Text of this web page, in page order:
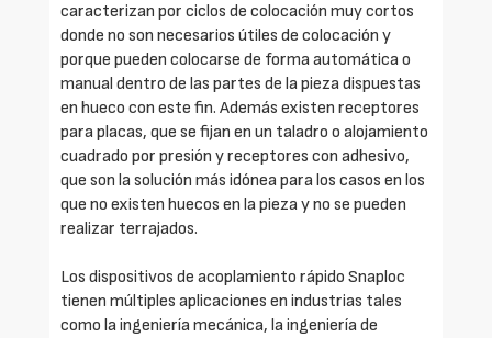
caracterizan por ciclos de colocación muy cortos
donde no son necesarios útiles de colocación y
porque pueden colocarse de forma automática o
manual dentro de las partes de la pieza dispuestas
en hueco con este fin. Además existen receptores
para placas, que se fijan en un taladro o alojamiento
cuadrado por presión y receptores con adhesivo,
que son la solución más idónea para los casos en los
que no existen huecos en la pieza y no se pueden
realizar terrajados.
Los dispositivos de acoplamiento rápido Snaploc
tienen múltiples aplicaciones en industrias tales
como la ingeniería mecánica, la ingeniería de